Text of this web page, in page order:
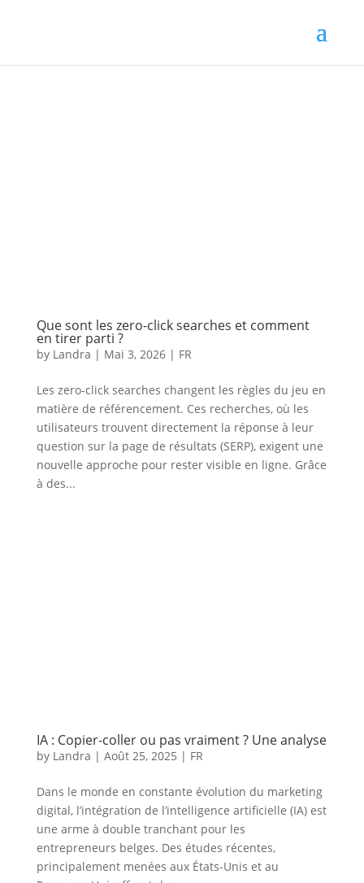
Que sont les zero-click searches et comment
en tirer parti ?
by Landra | Mai 3, 2026| FR
Les zero-click searches changent les règles du jeu en
matière de référencement. Ces recherches, où les
utilisateurs trouvent directement la réponse à leur
question sur la page de résultats (SERP), exigent une
nouvelle approche pour rester visible en ligne. Grâce
à des...
IA : Copier-coller ou pas vraiment ? Une analyse
by Landra | Août 25, 2025 | FR
Dans le monde en constante évolution du marketing
digital, l’intégration de l’intelligence artificielle (IA) est
une arme à double tranchant pour les
entrepreneurs belges. Des études récentes,
principalement menées aux États-Unis et au